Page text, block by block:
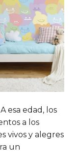
esa edad, los
a los
vivos y alegres
un